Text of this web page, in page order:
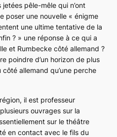
pêle-mêle qui n’ont
poser une nouvelle « énigme
une ultime tentative de la
? » une réponse à ce qui a
et Rumbecke côté allemand ?
poindre d’un horizon de plus
allemand qu’une perche
il est professeur
ouvrages sur la
sur le théâtre
en contact avec le fils du